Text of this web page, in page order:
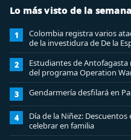
Lo más visto de la semana
1
Colombia registra varios
de la investidura de De la
2
Estudiantes de
del programa Operation
3 Gendarmería desfilará en
4
Día de la Niñez:
celebrar en familia